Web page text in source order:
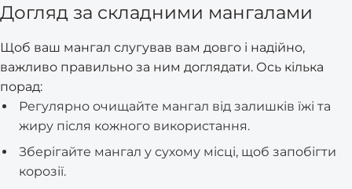
Догляд за складними мангалами
Щоб ваш мангал слугував вам довго і надійно,
важливо правильно за ним доглядати. Ось кілька
порад:
Регулярно очищайте мангал від залишків їжі та
жиру після кожного використання.
Зберігайте мангал у сухому місці, щоб запобігти
корозії.